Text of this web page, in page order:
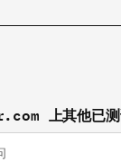
上其他已测